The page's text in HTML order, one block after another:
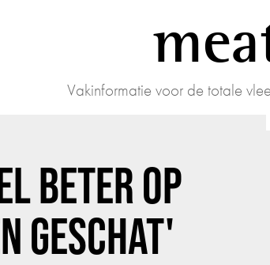
Vakinformatie voor de totale
BETER OP
GESCHAT'